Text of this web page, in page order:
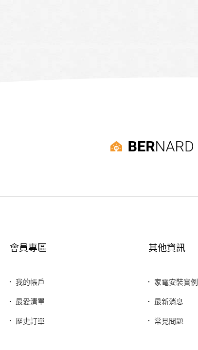
會員專區
我的帳戶
最愛清單
歷史訂單
其他資訊
家電安裝實例
最新消息
常見問題